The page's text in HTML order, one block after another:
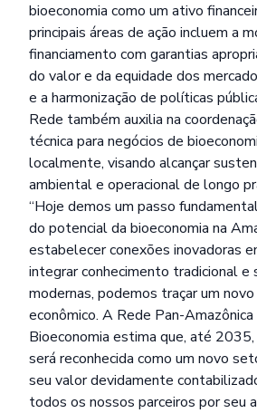
bioeconomia como um ativo
principais áreas de ação incluem a
financiamento com garantias
do valor e da equidade dos
e a harmonização de políticas
Rede também auxilia na
técnica para negócios de
localmente, visando alcançar
ambiental e operacional de longo
“Hoje demos um passo
do potencial da bioeconomia na
estabelecer conexões inovadoras
integrar conhecimento tradicional e
modernas, podemos traçar um
econômico. A Rede Pan-Amazônica
Bioeconomia estima que, até 2035,
será reconhecida como um novo
seu valor devidamente
todos os nossos parceiros por seu